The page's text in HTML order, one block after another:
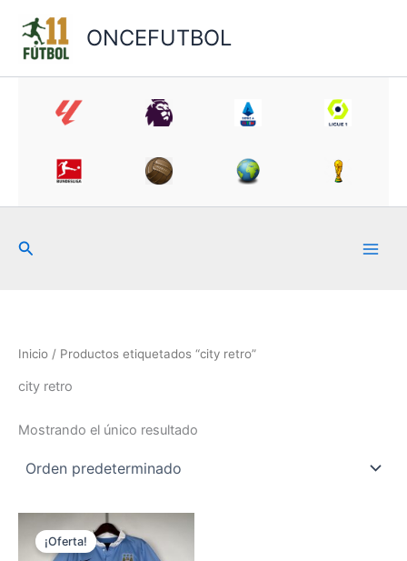
contenido
ONCEFUTBOL
Buscar
Inicio / Productos etiquetados “city retro”
city retro
Mostrando el único resultado
¡Oferta!